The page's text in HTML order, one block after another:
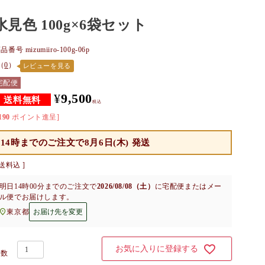
見色 100g×6袋セット
番号 mizumiiro-100g-06p
0 ） レビューを見る
配便
¥9,500税込
ポイント進呈]
14時までのご注文で8月6日(木) 発送
料込
日 14時00分 までのご注文で2026/08/08（土） に宅配便またはメー
便でお届けします。
東京都 お届け先を変更
お気に入りに登録する